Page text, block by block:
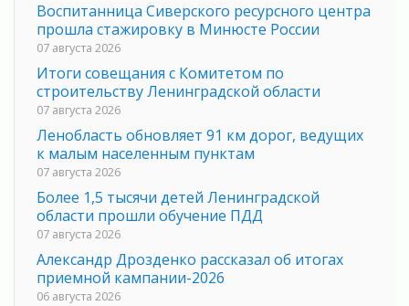
Воспитанница Сиверского ресурсного центра
прошла стажировку в Минюсте России
07 августа 2026
Итоги совещания с Комитетом по
строительству Ленинградской области
07 августа 2026
Ленобласть обновляет 91 км дорог, ведущих
к малым населенным пунктам
07 августа 2026
Более 1,5 тысячи детей Ленинградской
области прошли обучение ПДД
07 августа 2026
Александр Дрозденко рассказал об итогах
приемной кампании-2026
06 августа 2026